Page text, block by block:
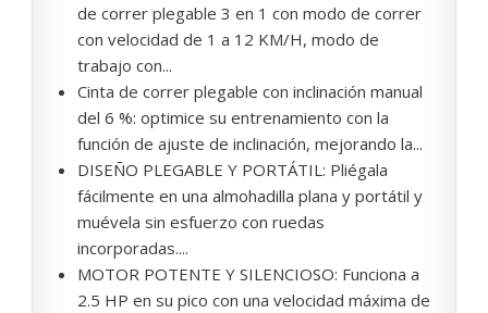
de correr plegable 3 en 1 con modo de correr
con velocidad de 1 a 12 KM/H, modo de
trabajo con...
Cinta de correr plegable con inclinación manual
del 6 %: optimice su entrenamiento con la
función de ajuste de inclinación, mejorando la...
DISEÑO PLEGABLE Y PORTÁTIL: Pliégala
fácilmente en una almohadilla plana y portátil y
muévela sin esfuerzo con ruedas
incorporadas....
MOTOR POTENTE Y SILENCIOSO: Funciona a
2.5 HP en su pico con una velocidad máxima de